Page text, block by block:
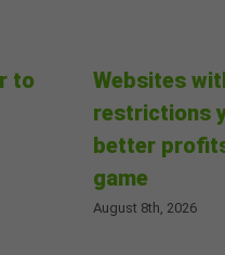
to
Websites
restrictions
better
game
August 8th, 2026